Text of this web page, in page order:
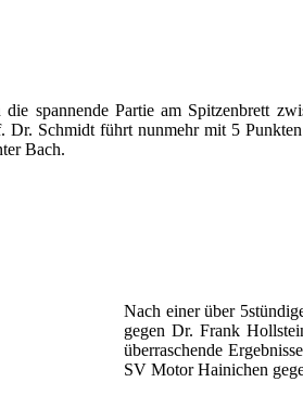
spannende Partie am Spitzenbrett
Dr. Schmidt führt nunmehr mit 5
Bach.
Nach einer über
gegen Dr. Frank
überraschende
SV Motor Hainichen